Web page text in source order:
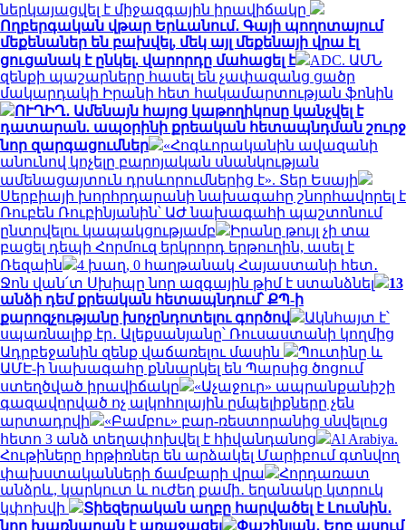
ներկայացվել է միջազգային իրավիճակը
Ողբերգական վթար Երևանում․ Գայի պողոտայում
մեքենաներ են բախվել, մեկ այլ մեքենայի վրա էլ
ցուցանակ է ընկել. վարորդը մահացել է
ADC. ԱՄՆ
զենքի պաշարները հասել են չափազանց ցածր
մակարդակի Իրանի հետ հակամարտության ֆոնին
ՈՒՂԻՂ․ Ամենայն հայոց կաթողիկոսը կանչվել է
դատարան. ապօրինի քրեական հետապնդման շուրջ
նոր զարգացումներ
«Հոգևորականին ավազանի
անունով կոչելը բարոյական սնանկության
ամենացայտուն դրսևորումներից է». Տեր Եսայի
Սերբիայի խորհրդարանի նախագահը շնորհավորել է
Ռուբեն Ռուբինյանին՝ ԱԺ նախագահի պաշտոնում
ընտրվելու կապակցությամբ
Իրանը թույլ չի տա
բացել դեպի Հորմուզ երկրորդ երթուղին, ասել է
Ռեզաին
4 խաղ, 0 հաղթանակ Հայաստանի հետ․
Ջոն վան՛տ Սխիպը նոր ազգային թիմ է ստանձնել
13
անձի դեմ քրեական հետապնդում՝ ՔՊ-ի
քարոզչությանը խոչընդոտելու գործով
Ակնհայտ է՝
սպառնալիք էր․ Ալեքսանյանը՝ Ռուսաստանի կողմից
Ադրբեջանին զենք վաճառելու մասին
Պուտինը և
ԱՄԷ-ի նախագահը քննարկել են Պարսից ծոցում
ստեղծված իրավիճակը
«Աչաջուր» ապրանքանիշի
գազավորված ոչ ալկոհոլային ըմպելիքները չեն
արտադրվի
«Բամբու» բար-ռեստորանից սնվելուց
հետո 3 անձ տեղափոխվել է հիվանդանոց
Al Arabiya.
Հութիները հրթիռներ են արձակել Մարիբում գտնվող
փախստականների ճամբարի վրա
Հորդառատ
անձրև, կարկուտ և ուժեղ քամի․ եղանակը կտրուկ
կփոխվի
Տիեզերական աղբը հարվածել է Լուսնին․
նոր խառնարան է առաջացել
Փաշինյան․ Երբ ասում